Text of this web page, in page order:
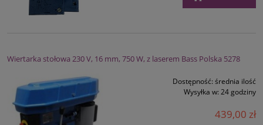
Wiertarka stołowa 230 V, 16 mm, 750 W, z laserem Bass Polska 5278
Dostępność: średnia ilość
Wysyłka w: 24 godziny
439,00 zł